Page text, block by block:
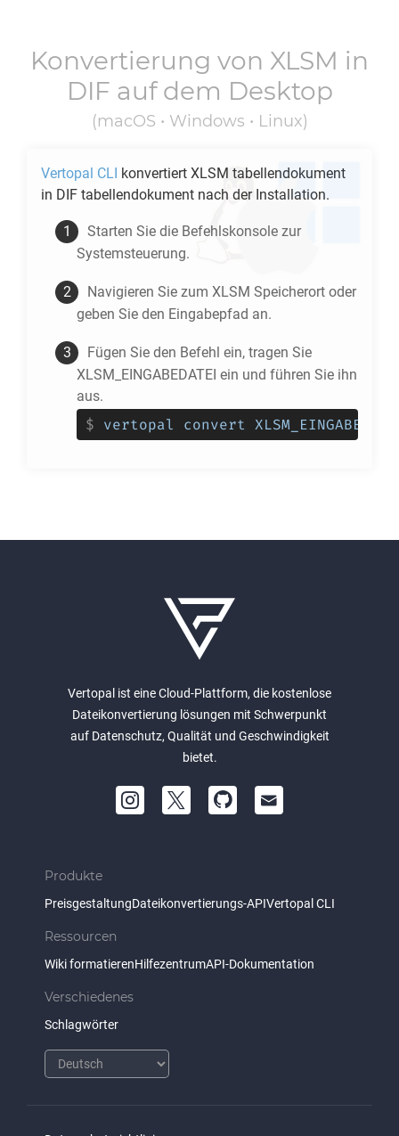
Konvertierung von XLSM in
DIF auf dem Desktop
(macOS • Windows • Linux)
Vertopal CLI konvertiert XLSM tabellendokument
in DIF tabellendokument nach der Installation.
Starten Sie die Befehlskonsole zur
Systemsteuerung.
Navigieren Sie zum XLSM Speicherort oder
geben Sie den Eingabepfad an.
Fügen Sie den Befehl ein, tragen Sie
XLSM_EINGABEDATEI ein und führen Sie ihn
aus.
$ vertopal convert
Vertopal ist eine Cloud-Plattform, die kostenlose
Dateikonvertierung lösungen mit Schwerpunkt
auf Datenschutz, Qualität und Geschwindigkeit
bietet.
Produkte
PreisgestaltungDateikonvertierungs-APIVertopal CLI
Ressourcen
Wiki formatierenHilfezentrumAPI-Dokumentation
Verschiedenes
Schlagwörter